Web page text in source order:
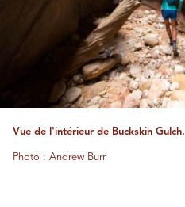
Vue de l'intérieur de Buckskin Gulch.
Photo : Andrew Burr